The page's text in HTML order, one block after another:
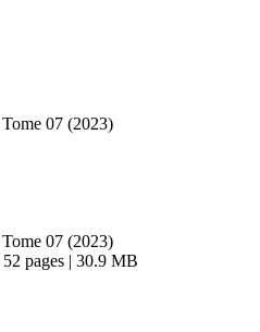
07 (2023)
07 (2023)
pages | 30.9 MB